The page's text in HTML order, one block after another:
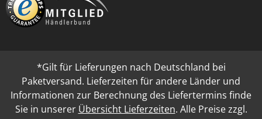
*Gilt für Lieferungen nach Deutschland bei
Paketversand. Lieferzeiten für andere Länder und
Informationen zur Berechnung des Liefertermins finde
Sie in unserer Übersicht Lieferzeiten. Alle Preise zzgl.